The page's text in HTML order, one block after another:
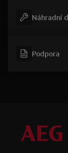
Náhradní
Podpora